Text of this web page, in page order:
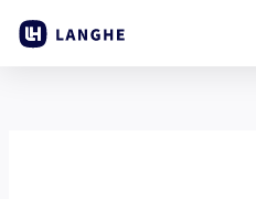
բովանդակությանը